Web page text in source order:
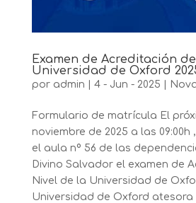
Examen de Acreditación
Universidad de Oxford
por admin 4 - Jun - 2025
Formulario de matrícula El
noviembre de 2025 a las
el aula nº 56 de las
Divino Salvador el examen de
Nivel de la Universidad de
Universidad de Oxford atesora